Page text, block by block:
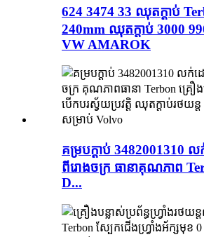
624 3474 33 ឈុតក្ដាប់
240mm ឈុតក្ដាប់ 3000
VW AMAROK
គម្របក្ដាប់ 3482001310
ពីរោងចក្រ ធានាគុណភាព
D...